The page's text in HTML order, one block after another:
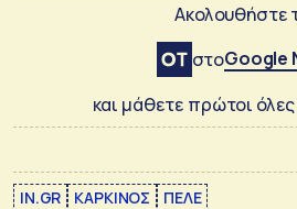
Ακολουθήστε
στοGoogle
και μάθετε πρώτοι όλες
IN.GR ΚΑΡΚΙΝΟΣ ΠΕΛΕ